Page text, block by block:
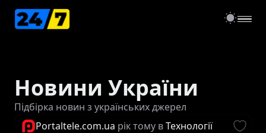
Новини України
Підбірка новин з українських джерел
Portaltele.com.ua рік тому вТехнології